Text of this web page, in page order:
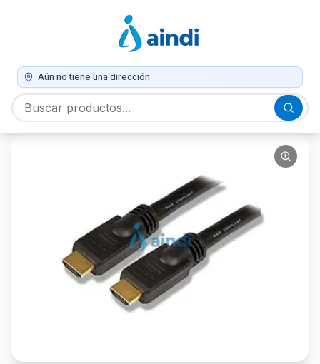
Aún no tiene una dirección